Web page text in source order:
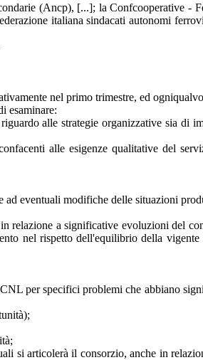
(Ancp), [...]; la Confcooperative -
italiana sindacati autonomi
nel primo trimestre, ed
esaminare:
alle strategie organizzative sia di
alle esigenze qualitative del
ad eventuali modifiche delle situazioni
relazione a significative evoluzioni del
nel rispetto dell'equilibrio della vigente
per specifici problemi che abbiano
si articolerà il consorzio, anche in